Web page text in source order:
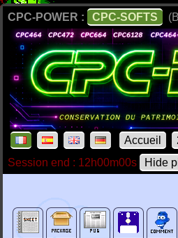
CPC-POWER : CPC-SOFTS
Accueil
Session end : 12h00m00s
Hide